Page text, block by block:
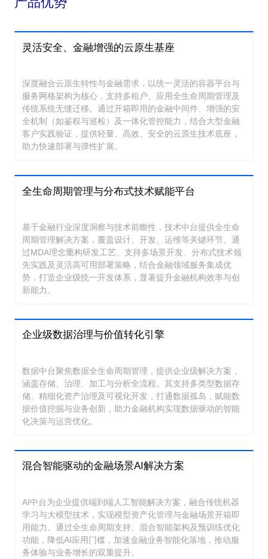
灵活安全、金融增强的云原生基座
深度融合云原生特性与金融需求，以统一灵活的容器平台与
服务网格架构为核心，支持多租户、应用全生命周期管理及
传统系统无缝迁移。通过开箱即用的金融中间件、增强的安
全机制（如鉴权与巡检）及一体化管控能力，结合大型金融
客户实践验证，提供轻量、高效、安全的云原生技术底座，
助力快速部署与弹性扩展。
全生命周期管理与分布式技术赋能平台
基于金融行业深度洞察与技术前瞻性，技术中台提供全生命
周期管理解决方案，覆盖设计、开发、运维等关键环节。通
过MDA理念重构研发工艺、支持多场景开发、分布式技术领
先实践及灵活高可用部署策略，结合金融领域服务集成优
势，打造企业级统一开发体系，显著提升金融机构效率与创
新能力。
企业级数据治理与价值转化引擎
数据中台聚焦数据全生命周期管理，提供企业级解决方案，
涵盖存储、治理、加工与分析全流程。其支持多类型数据存
储、精细化资产治理及可视化开发，打通数据孤岛，赋能数
据价值挖掘与业务创新，助力金融机构实现数据驱动的智能
化决策与运营优化。
混合智能驱动的金融场景AI解决方案
AI中台为企业提供端到端人工智能解决方案，融合传统机器
学习与大模型技术，实现模型资产化管理与金融场景开箱即
用能力。通过全生命周期支持、混合智能架构及预训练优化
功能，降低AI应用门槛，加速金融业务智能化落地，推动服
务体验与业务增长的双重提升。